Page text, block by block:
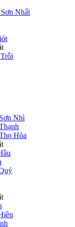
Nhất
Nhì
Hòa